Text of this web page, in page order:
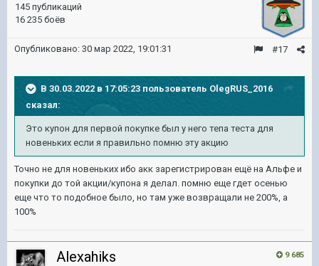
145 публикаций
16 235 боёв
#17
Опубликовано: 30 мар 2022, 19:01:31
В 30.03.2022 в 17:05:23 пользователь OlegRUS_2016
сказал:
Это купон для первой покупке был у него тепа теста для
новеньких если я правильно помню эту акцию
Точно не для новеньких ибо акк зарегистрирован ещё на Альфе и
покупки до той акции/купона я делал. помню еще гдет осенью
еще что то подобное было, но там уже возвращали не 200%, а
100%
9 685
Alexahiks